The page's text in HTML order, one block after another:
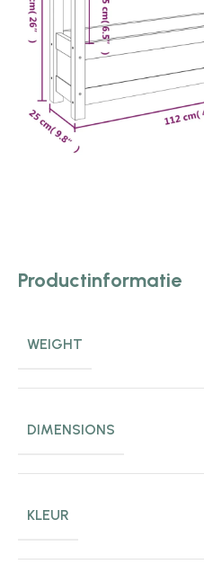
Productinformatie
WEIGHT
DIMENSIONS
KLEUR